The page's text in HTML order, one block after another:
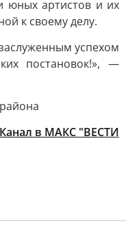
юных артистов и их
к своему делу.
успехом
постановок!», —
Канал в МАКС "ВЕСТИ